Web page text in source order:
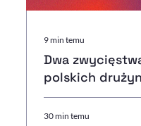
9 min temu
Dwa
polskich
30 min temu